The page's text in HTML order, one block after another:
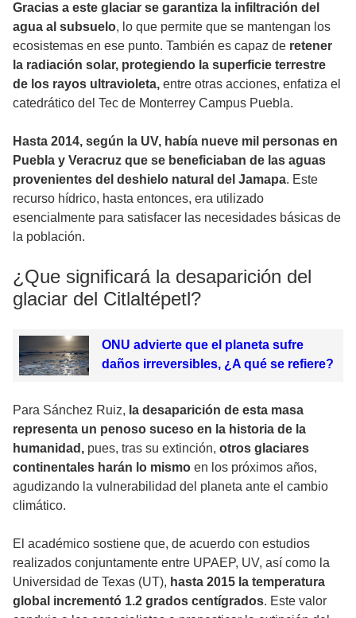
Gracias a este glaciar se garantiza la infiltración del
agua al subsuelo, lo que permite que se mantengan los
ecosistemas en ese punto. También es capaz de retener
la radiación solar, protegiendo la superficie terrestre
de los rayos ultravioleta, entre otras acciones, enfatiza el
catedrático del Tec de Monterrey Campus Puebla.
Hasta 2014, según la UV, había nueve mil personas en
Puebla y Veracruz que se beneficiaban de las aguas
provenientes del deshielo natural del Jamapa. Este
recurso hídrico, hasta entonces, era utilizado
esencialmente para satisfacer las necesidades básicas de
la población.
¿Que significará la desaparición del
glaciar del Citlaltépetl?
ONU advierte que el planeta sufre
daños irreversibles, ¿A qué se refiere?
Para Sánchez Ruiz, la desaparición de esta masa
representa un penoso suceso en la historia de la
humanidad, pues, tras su extinción, otros glaciares
continentales harán lo mismo en los próximos años,
agudizando la vulnerabilidad del planeta ante el cambio
climático.
El académico sostiene que, de acuerdo con estudios
realizados conjuntamente entre UPAEP, UV, así como la
Universidad de Texas (UT), hasta 2015 la temperatura
global incrementó 1.2 grados centígrados. Este valor